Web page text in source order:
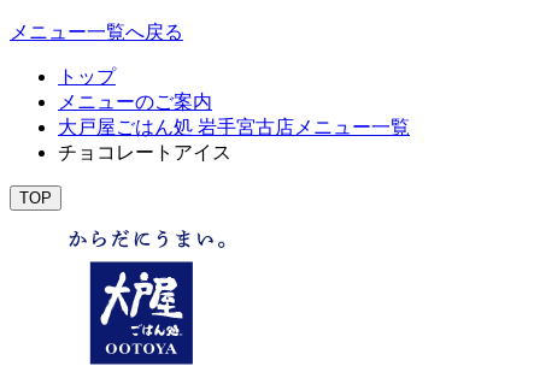
メニュー一覧へ戻る
トップ
メニューのご案内
大戸屋ごはん処 岩手宮古店メニュー一覧
チョコレートアイス
TOP